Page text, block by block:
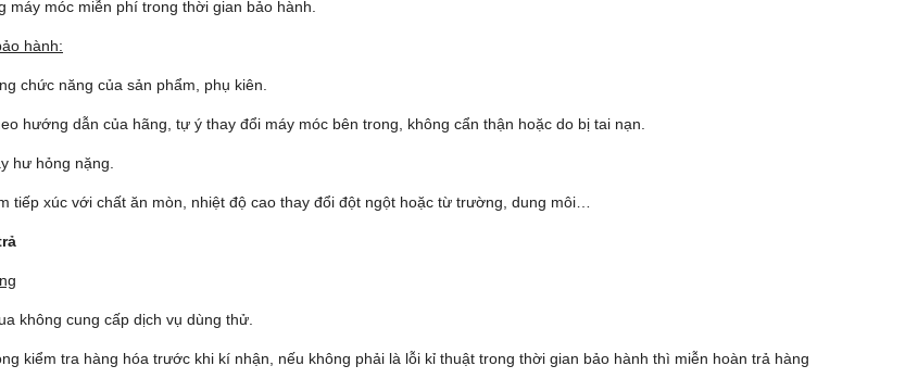
máy móc miễn phí trong thời gian bảo hành.
hành:
chức năng của sản phẩm, phụ kiên.
hướng dẫn của hãng, tự ý thay đổi máy móc bên trong, không cẩn thận hoặc do bị tai nạn.
hư hỏng nặng.
tiếp xúc với chất ăn mòn, nhiệt độ cao thay đổi đột ngột hoặc từ trường, dung môi…
không cung cấp dịch vụ dùng thử.
kiểm tra hàng hóa trước khi kí nhận, nếu không phải là lỗi kỉ thuật trong thời gian bảo hành thì miễn hoàn trả hàng